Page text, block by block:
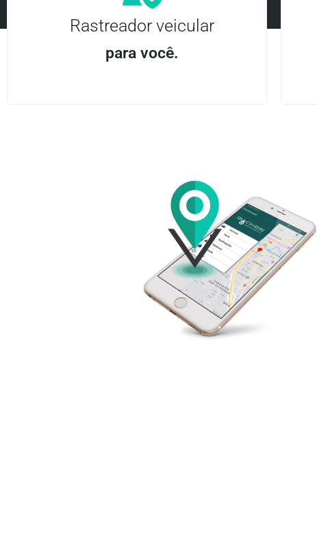
Rastreador veicular
para você.
Entre em contato